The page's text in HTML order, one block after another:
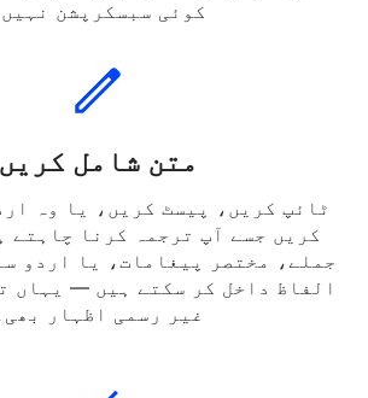
بس اپنا انگریزی متن پیسٹ کریں
کوئی سبسکرپشن نہیں۔
متن شامل
ٹائپ کریں، پیسٹ کریں، یا وہ
کریں جسے آپ ترجمہ کرنا چاہتے
جملے، مختصر پیغامات، یا اردو